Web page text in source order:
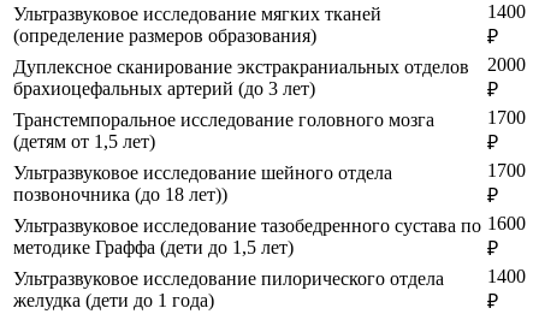
Ультразвуковое исследование мягких тканей
(определение размеров образования)
1400
₽
Дуплексное сканирование экстракраниальных отделов
брахиоцефальных артерий (до 3 лет)
2000
₽
Транстемпоральное исследование головного мозга
(детям от 1,5 лет)
1700
₽
Ультразвуковое исследование шейного отдела
позвоночника (до 18 лет))
1700
₽
Ультразвуковое исследование тазобедренного сустава по
методике Граффа (дети до 1,5 лет)
1600
₽
Ультразвуковое исследование пилорического отдела
желудка (дети до 1 года)
1400
₽